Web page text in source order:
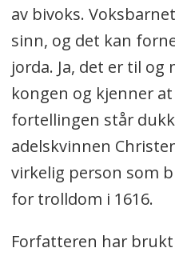
av bivoks.
sinn, og det kan
jorda. Ja, det er til
kongen og kjenner
fortellingen står
adelskvinnen
virkelig person som
for trolldom i 1616.
Forfatteren har